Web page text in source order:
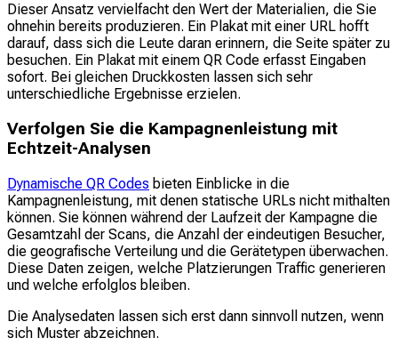
Dieser Ansatz vervielfacht den Wert der Materialien, die Sie
ohnehin bereits produzieren. Ein Plakat mit einer URL hofft
darauf, dass sich die Leute daran erinnern, die Seite später zu
besuchen. Ein Plakat mit einem QR Code erfasst Eingaben
sofort. Bei gleichen Druckkosten lassen sich sehr
unterschiedliche Ergebnisse erzielen.
Verfolgen Sie die Kampagnenleistung mit
Echtzeit-Analysen
Dynamische QR Codes bieten Einblicke in die
Kampagnenleistung, mit denen statische URLs nicht mithalten
können. Sie können während der Laufzeit der Kampagne die
Gesamtzahl der Scans, die Anzahl der eindeutigen Besucher,
die geografische Verteilung und die Gerätetypen überwachen.
Diese Daten zeigen, welche Platzierungen Traffic generieren
und welche erfolglos bleiben.
Die Analysedaten lassen sich erst dann sinnvoll nutzen, wenn
sich Muster abzeichnen.